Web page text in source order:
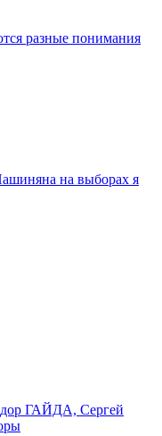
разные понимания
на выборах я
ГАЙДА, Сергей